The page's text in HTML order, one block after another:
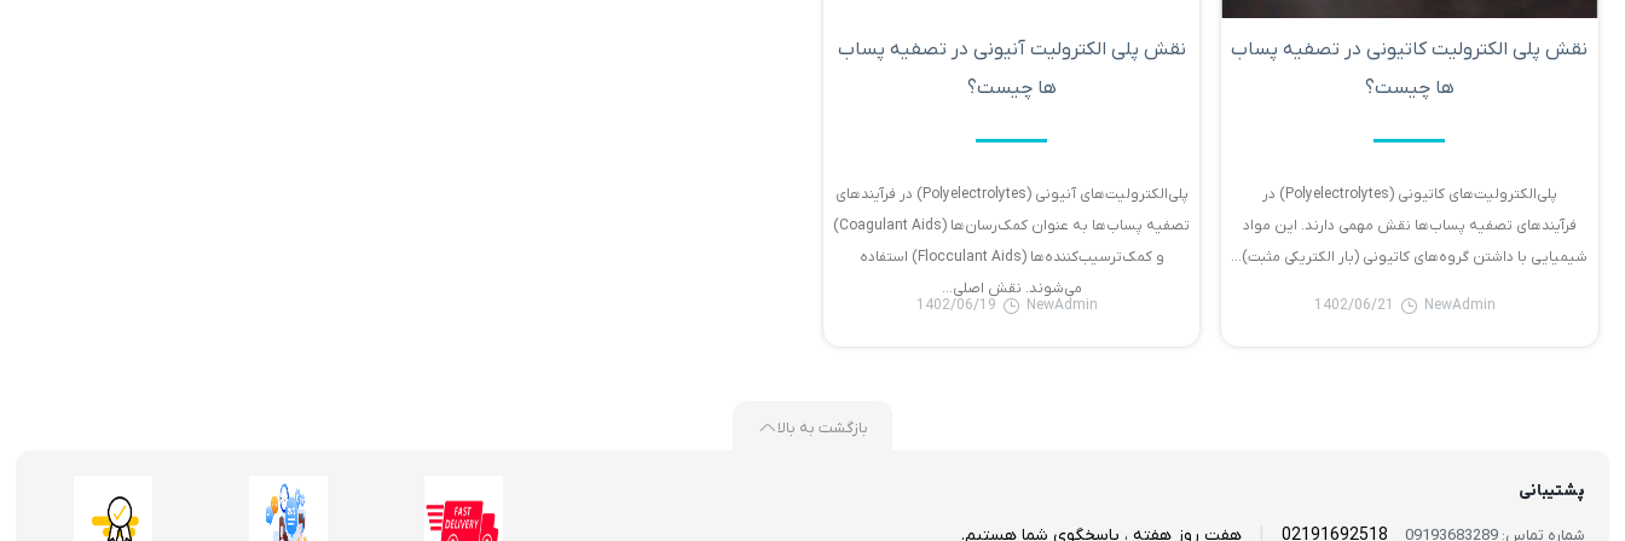
نقش پلی الکترولیت کاتیونی در تصفیه پساب
ها چیست؟
پلی‌الکترولیت‌های کاتیونی (Polyelectrolytes) در
فرآیندهای تصفیه پساب‌ها نقش مهمی دارند. این مواد
شیمیایی با داشتن گروه‌های کاتیونی (بار الکتریکی مثبت)...
NewAdmin
1402/06/21
نقش پلی الکترولیت آنیونی در تصفیه پساب
ها چیست؟
پلی‌الکترولیت‌های آنیونی (Polyelectrolytes) در فرآیندهای
تصفیه پساب‌ها به عنوان کمک‌رسان‌ها (Coagulant Aids)
و کمک‌ترسیب‌کننده‌ها (Flocculant Aids) استفاده
می‌شوند. نقش اصلی...
NewAdmin
1402/06/19
بازگشت به بالا
پشتیبانی
شماره تماس: 09193683289 02191692518 هفت روز هفته ، پاسخگوی شما هستیم.